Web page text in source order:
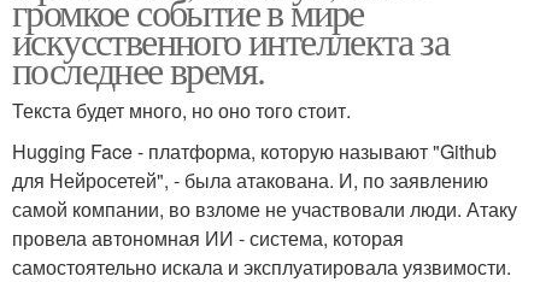
громкое событие в мире
искусственного интеллекта за
последнее время.
Текста будет много, но оно того стоит.
Hugging Face - платформа, которую называют "Github
для Нейросетей", - была атакована. И, по заявлению
самой компании, во взломе не участвовали люди. Атаку
провела автономная ИИ - система, которая
самостоятельно искала и эксплуатировала уязвимости.